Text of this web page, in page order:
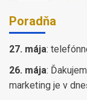
Poradňa
27. mája:
26. mája:
marketing je v